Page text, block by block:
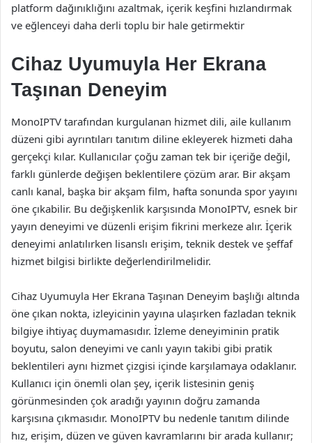
platform dağınıklığını azaltmak, içerik keşfini hızlandırmak
ve eğlenceyi daha derli toplu bir hale getirmektir
Cihaz Uyumuyla Her Ekrana
Taşınan Deneyim
MonoIPTV tarafından kurgulanan hizmet dili, aile kullanım
düzeni gibi ayrıntıları tanıtım diline ekleyerek hizmeti daha
gerçekçi kılar. Kullanıcılar çoğu zaman tek bir içeriğe değil,
farklı günlerde değişen beklentilere çözüm arar. Bir akşam
canlı kanal, başka bir akşam film, hafta sonunda spor yayını
öne çıkabilir. Bu değişkenlik karşısında MonoIPTV, esnek bir
yayın deneyimi ve düzenli erişim fikrini merkeze alır. İçerik
deneyimi anlatılırken lisanslı erişim, teknik destek ve şeffaf
hizmet bilgisi birlikte değerlendirilmelidir.
Cihaz Uyumuyla Her Ekrana Taşınan Deneyim başlığı altında
öne çıkan nokta, izleyicinin yayına ulaşırken fazladan teknik
bilgiye ihtiyaç duymamasıdır. İzleme deneyiminin pratik
boyutu, salon deneyimi ve canlı yayın takibi gibi pratik
beklentileri aynı hizmet çizgisi içinde karşılamaya odaklanır.
Kullanıcı için önemli olan şey, içerik listesinin geniş
görünmesinden çok aradığı yayının doğru zamanda
karşısına çıkmasıdır. MonoIPTV bu nedenle tanıtım dilinde
hız, erişim, düzen ve güven kavramlarını bir arada kullanır;